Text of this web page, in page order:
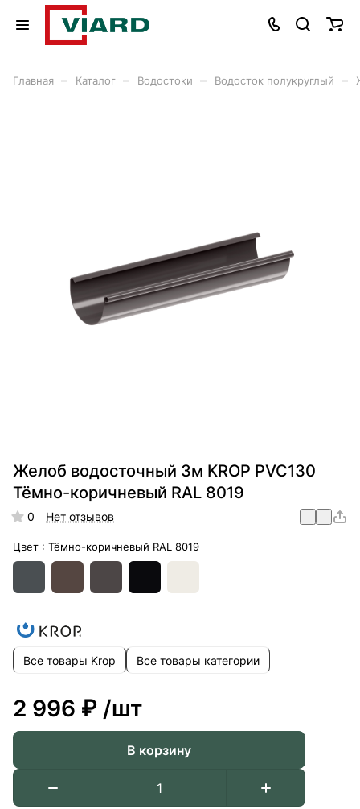
Главная Каталог Водостоки Водосток полукруглый
Желоб водосточный 3м KROP PVC130
Тёмно-коричневый RAL 8019
0 Нет отзывов
Цвет : Тёмно-коричневый RAL 8019
Все товары Krop Все товары категории
2 996 ₽ /шт
В корзину